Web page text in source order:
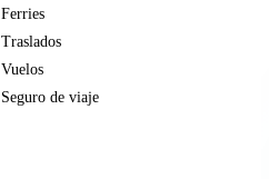
Ferries
Traslados
Vuelos
Seguro de viaje